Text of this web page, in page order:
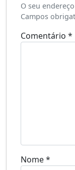
O seu
Campos
Comentário *
Nome*